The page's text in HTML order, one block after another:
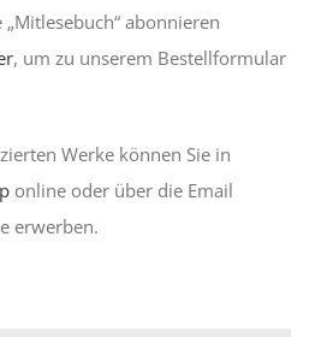
„Mitlesebuch“ abonnieren
, um zu unserem Bestellformular
Werke können Sie in
online oder über die Email
erwerben.